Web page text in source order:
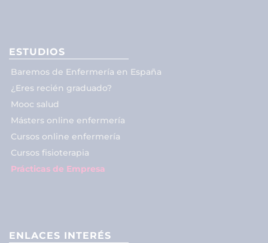
ESTUDIOS
Baremos de Enfermería en España
¿Eres recién graduado?
Mooc salud
Másters online enfermería
Cursos online enfermería
Cursos fisioterapia
Prácticas de Empresa
ENLACES INTERÉS